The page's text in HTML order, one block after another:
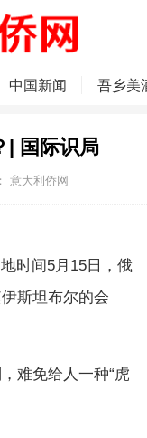
中国新闻 吾乡美
| 国际识局
意大利侨网
时间5月15日，俄
斯坦布尔的会
难免给人一种“虎